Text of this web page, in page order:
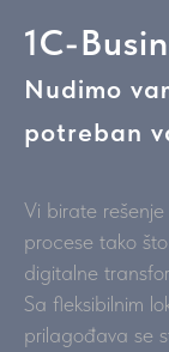
1C-
Nudimo
potreban
Vi birate
procese tako
digitalne
Sa fleksibilnim
prilagođava se